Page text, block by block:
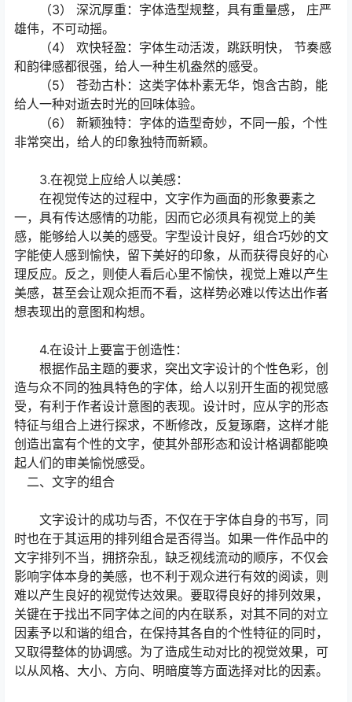
（3） 深沉厚重：字体造型规整，具有重量感， 庄严
雄伟，不可动摇。
（4） 欢快轻盈：字体生动活泼，跳跃明快， 节奏感
和韵律感都很强，给人一种生机盎然的感受。
（5） 苍劲古朴：这类字体朴素无华，饱含古韵，能
给人一种对逝去时光的回味体验。
（6） 新颖独特：字体的造型奇妙，不同一般，个性
非常突出，给人的印象独特而新颖。
3.在视觉上应给人以美感：
在视觉传达的过程中，文字作为画面的形象要素之
一，具有传达感情的功能，因而它必须具有视觉上的美
感，能够给人以美的感受。字型设计良好，组合巧妙的文
字能使人感到愉快，留下美好的印象，从而获得良好的心
理反应。反之，则使人看后心里不愉快，视觉上难以产生
美感，甚至会让观众拒而不看，这样势必难以传达出作者
想表现出的意图和构想。
4.在设计上要富于创造性：
根据作品主题的要求，突出文字设计的个性色彩，创
造与众不同的独具特色的字体，给人以别开生面的视觉感
受，有利于作者设计意图的表现。设计时，应从字的形态
特征与组合上进行探求，不断修改，反复琢磨，这样才能
创造出富有个性的文字，使其外部形态和设计格调都能唤
起人们的审美愉悦感受。
二、文字的组合
文字设计的成功与否，不仅在于字体自身的书写，同
时也在于其运用的排列组合是否得当。如果一件作品中的
文字排列不当，拥挤杂乱，缺乏视线流动的顺序，不仅会
影响字体本身的美感，也不利于观众进行有效的阅读，则
难以产生良好的视觉传达效果。要取得良好的排列效果，
关键在于找出不同字体之间的内在联系，对其不同的对立
因素予以和谐的组合，在保持其各自的个性特征的同时，
又取得整体的协调感。为了造成生动对比的视觉效果，可
以从风格、大小、方向、明暗度等方面选择对比的因素。